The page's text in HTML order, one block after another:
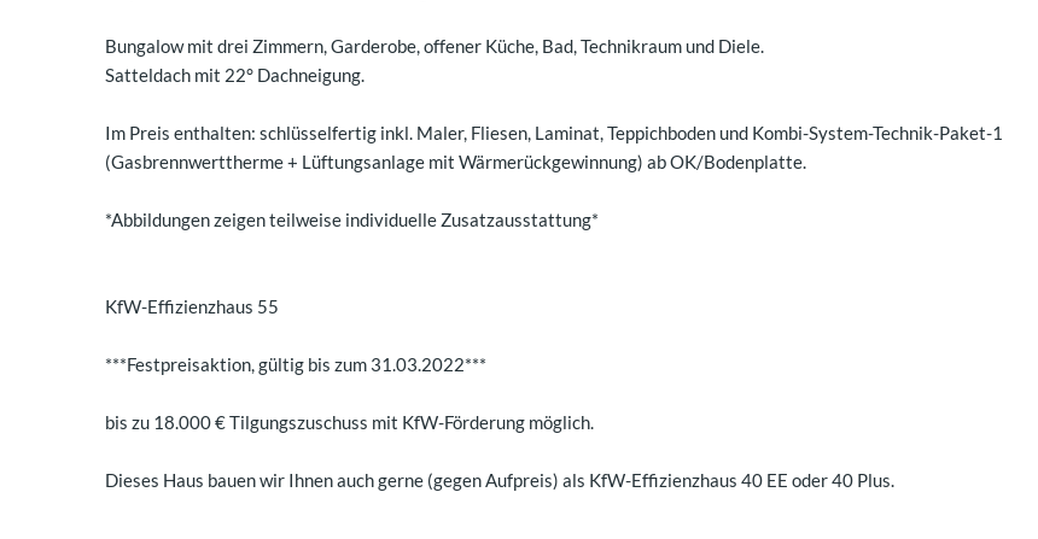
Bungalow mit drei Zimmern, Garderobe, offener Küche, Bad, Technikraum und Diele.
Satteldach mit 22° Dachneigung.
Im Preis enthalten: schlüsselfertig inkl. Maler, Fliesen, Laminat, Teppichboden und Kombi-System-Technik-Paket-1
(Gasbrennwerttherme + Lüftungsanlage mit Wärmerückgewinnung) ab OK/Bodenplatte.
*Abbildungen zeigen teilweise individuelle Zusatzausstattung*
KfW-Effizienzhaus 55
***Festpreisaktion, gültig bis zum 31.03.2022***
bis zu 18.000 € Tilgungszuschuss mit KfW-Förderung möglich.
Dieses Haus bauen wir Ihnen auch gerne (gegen Aufpreis) als KfW-Effizienzhaus 40 EE oder 40 Plus.